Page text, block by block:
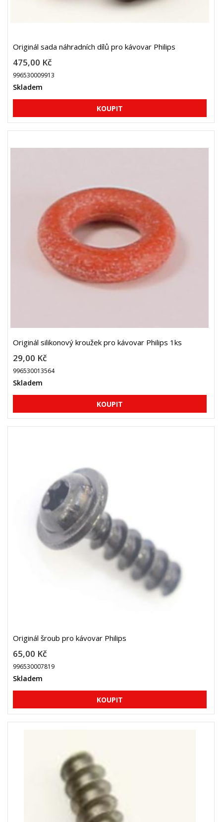
Originál sada náhradních dílů pro kávovar Philips
475,00 Kč
996530009913
Skladem
Originál silikonový kroužek pro kávovar Philips 1ks
29,00 Kč
996530013564
Skladem
Originál šroub pro kávovar Philips
65,00 Kč
996530007819
Skladem